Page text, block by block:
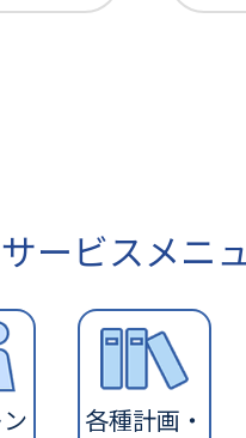
サービスメニ
各種計画・